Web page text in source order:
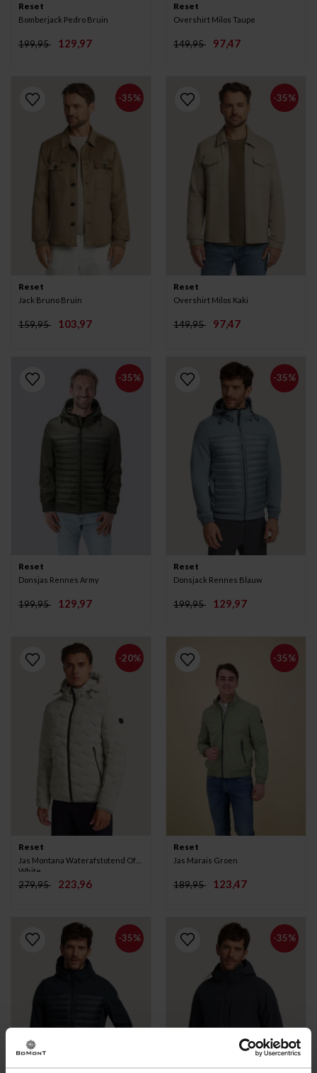
Reset
Bomberjack Pedro Bruin
199,95 129,97
Reset
Overshirt Milos Taupe
149,95 97,47
-35%
Reset
Jack Bruno Bruin
159,95 103,97
-35%
Reset
Overshirt Milos Kaki
149,95 97,47
-35%
Reset
Donsjas Rennes Army
199,95 129,97
-35%
Reset
Donsjack Rennes Blauw
199,95 129,97
-20%
Reset
Jas Montana Waterafstotend Off
White
279,95 223,96
-35%
Reset
Jas Marais Groen
189,95 123,47
-35% -35%